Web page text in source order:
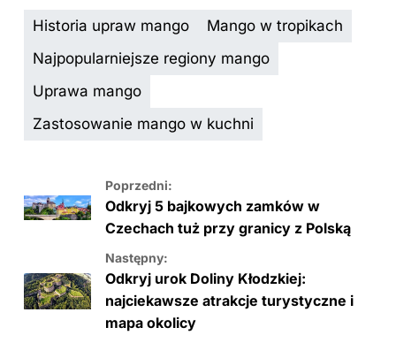
c
e
b
o
o
er
e
k
e
dI
d
di
g
g
er
p
y
Historia upraw mango
Mango w tropikach
Najpopularniejsze regiony mango
Uprawa mango
Zastosowanie mango w kuchni
Poprzedni:
Odkryj 5 bajkowych zamków w
Czechach tuż przy granicy z Polską
Następny:
Odkryj urok Doliny Kłodzkiej:
najciekawsze atrakcje turystyczne i
mapa okolicy